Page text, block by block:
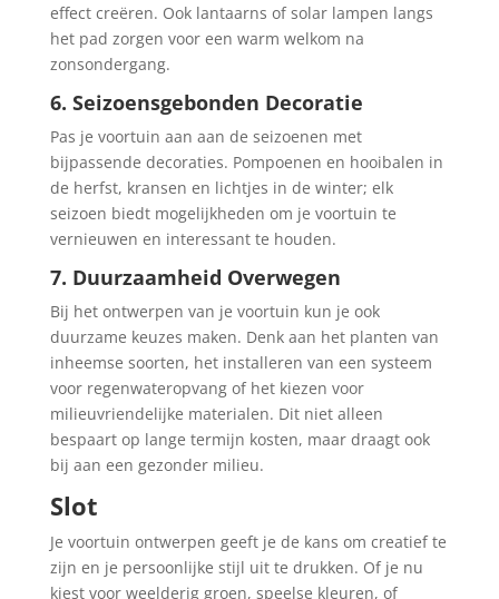
effect creëren. Ook lantaarns of solar lampen langs
het pad zorgen voor een warm welkom na
zonsondergang.
6. Seizoensgebonden Decoratie
Pas je voortuin aan aan de seizoenen met
bijpassende decoraties. Pompoenen en hooibalen in
de herfst, kransen en lichtjes in de winter; elk
seizoen biedt mogelijkheden om je voortuin te
vernieuwen en interessant te houden.
7. Duurzaamheid Overwegen
Bij het ontwerpen van je voortuin kun je ook
duurzame keuzes maken. Denk aan het planten van
inheemse soorten, het installeren van een systeem
voor regenwateropvang of het kiezen voor
milieuvriendelijke materialen. Dit niet alleen
bespaart op lange termijn kosten, maar draagt ook
bij aan een gezonder milieu.
Slot
Je voortuin ontwerpen geeft je de kans om creatief te
zijn en je persoonlijke stijl uit te drukken. Of je nu
kiest voor weelderig groen, speelse kleuren, of